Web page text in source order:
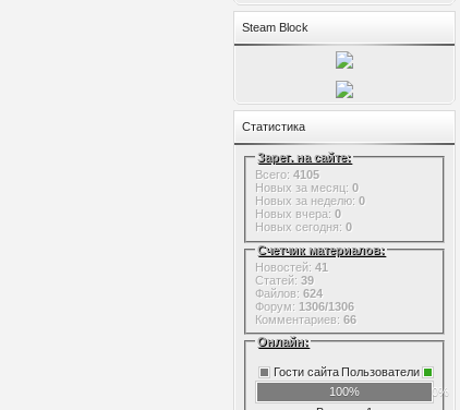
Steam Block
Статистика
Зарег. на сайте:
Всего:4105
Новых за месяц:0
Новых за неделю:0
Новых вчера:0
Новых сегодня:0
Счетчик материалов:
Новостей:41
Статей:39
Файлов:624
Форум: 1306/1306
Комментариев:66
Онлайн:
Пользователи
Гости сайта
100%
0%